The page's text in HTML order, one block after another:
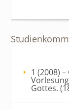
1 (2008)
Gottes.